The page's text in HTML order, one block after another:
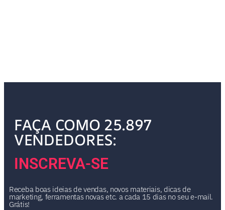
FAÇA COMO 25.897
VENDEDORES:
INSCREVA-SE
Receba boas ideias de vendas, novos materiais, dicas de
marketing, ferramentas novas etc. a cada 15 dias no seu e-mail.
Grátis!